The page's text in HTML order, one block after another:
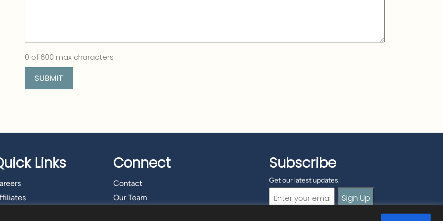
0 of 600 max characters
Links Connect
Contact
Our Team
Subscribe
Get our latest updates.
(Required)